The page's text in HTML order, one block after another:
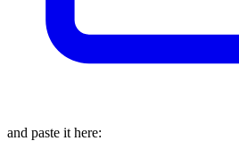
and paste it here: